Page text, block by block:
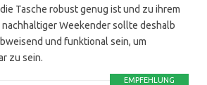
Tasche robust genug ist und zu ihrem
nachhaltiger Weekender sollte deshalb
und funktional sein, um
zu sein.
EMPFEHLUNG